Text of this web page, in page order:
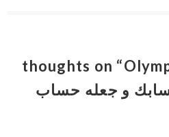
11 thoughts on
و جعله حساب